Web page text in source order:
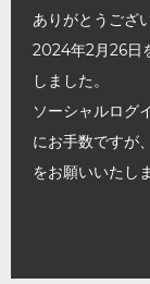
ありがとうござ
2024年2月26日
しました。
ソーシャルログ
にお手数ですが
をお願いいたし